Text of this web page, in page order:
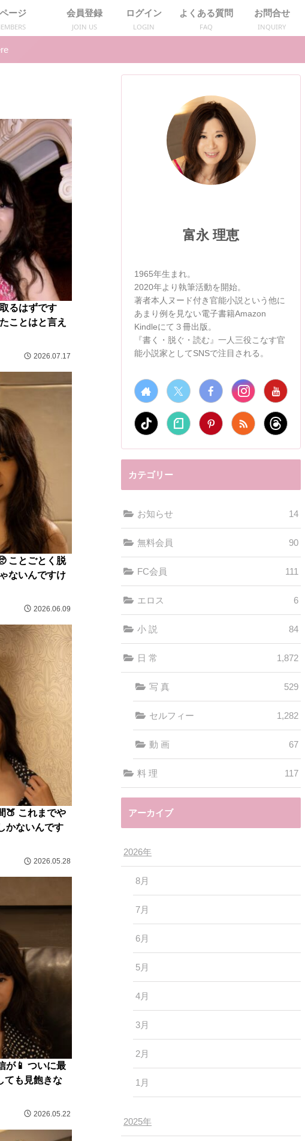
ージ 会員登録
JOIN US
ログイン
LOGIN
よくある質問
FAQ
お問合せ
INQUIRY
るはずです
ことはと言え
2026.07.17
ことごとく脱
ないんですけ
2026.06.09
🍑 これまでや
かないんです
2026.05.28
が📱 ついに最
ても見飽きな
2026.05.22
富永 理恵
1965年生まれ。
2020年より執筆活動を開始。
著者本人ヌード付き官能小説という他に
あまり例を見ない電子書籍Amazon
Kindleにて３冊出版。
『書く・脱ぐ・読む』一人三役こなす官
能小説家としてSNSで注目される。
カテゴリー
お知らせ 14
無料会員 90
FC会員 111
エロス 6
小 説 84
日 常 1,872
写 真 529
セルフィー 1,282
動 画 67
料 理 117
アーカイブ
2026年
8月
7月
6月
5月
4月
3月
2月
1月
2025年